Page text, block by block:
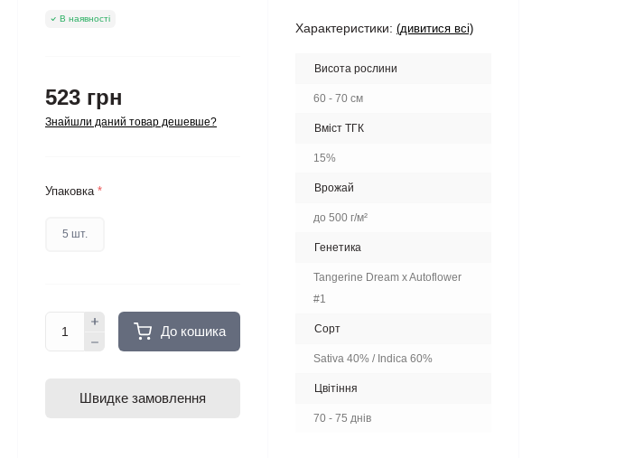
В наявності
523 грн
Знайшли даний товар дешевше?
Упаковка *
5 шт.
До кошика
Швидке замовлення
Характеристики: (дивитися всі)
Висота рослини
60 - 70 см
Вміст ТГК
15%
Врожай
до 500 г/м²
Генетика
Tangerine Dream x Autoflower
#1
Сорт
Sativa 40% / Indica 60%
Цвітіння
70 - 75 днів